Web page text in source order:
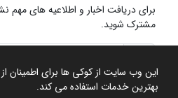
این وب سایت از کوکی ها برای اطمینان از
بهترین خدمات استفاده می کند.
برای دریافت اخبار و اطلاعیه های مهم
مشترک شوید.